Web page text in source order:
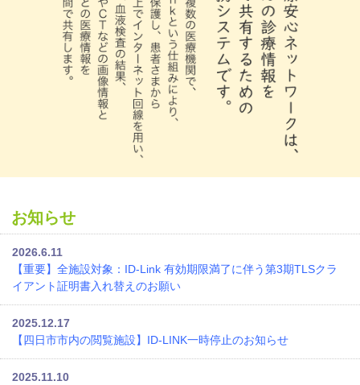
お知らせ
2026.6.11
【重要】全施設対象：ID-Link 有効期限満了に伴う第3期TLSクラ
イアント証明書入れ替えのお願い
2025.12.17
【四日市市内の閲覧施設】ID-LINK一時停止のお知らせ
2025.11.10